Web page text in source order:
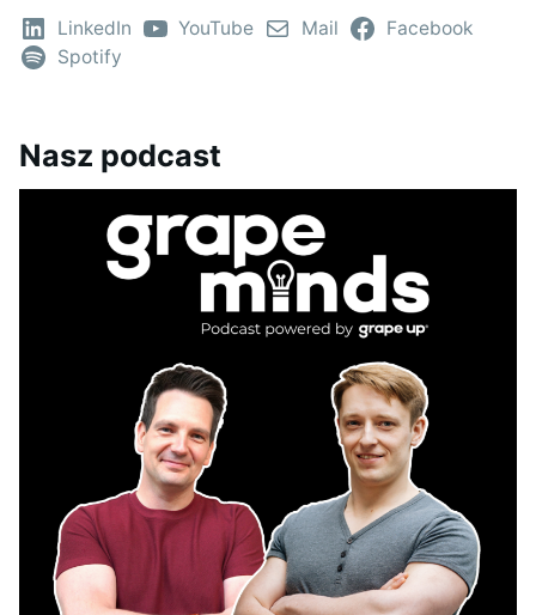
LinkedIn YouTube Mail
Facebook
Spotify
Nasz podcast